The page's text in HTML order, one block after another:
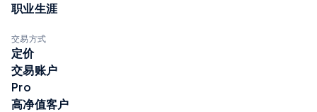
职业生涯
交易方式
定价
交易账户
Pro
高净值客户